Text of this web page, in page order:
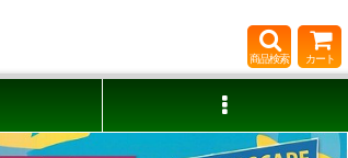
商品検索 カート